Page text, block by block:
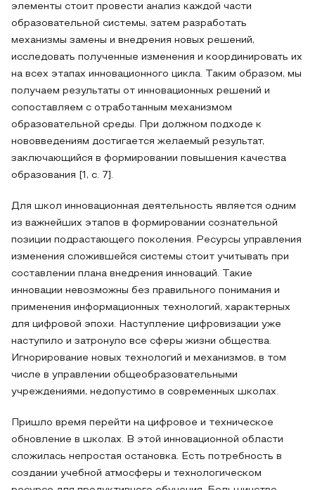
элементы стоит провести анализ каждой части
образовательной системы, затем разработать
механизмы замены и внедрения новых решений,
исследовать полученные изменения и координировать их
на всех этапах инновационного цикла. Таким образом, мы
получаем результаты от инновационных решений и
сопоставляем с отработанным механизмом
образовательной среды. При должном подходе к
нововведениям достигается желаемый результат,
заключающийся в формировании повышения качества
образования [1, с. 7].
Для школ инновационная деятельность является одним
из важнейших этапов в формировании сознательной
позиции подрастающего поколения. Ресурсы управления
изменения сложившейся системы стоит учитывать при
составлении плана внедрения инноваций. Такие
инновации невозможны без правильного понимания и
применения информационных технологий, характерных
для цифровой эпохи. Наступление цифровизации уже
наступило и затронуло все сферы жизни общества.
Игнорирование новых технологий и механизмов, в том
числе в управлении общеобразовательными
учреждениями, недопустимо в современных школах.
Пришло время перейти на цифровое и техническое
обновление в школах. В этой инновационной области
сложилась непростая остановка. Есть потребность в
создании учебной атмосферы и технологическом